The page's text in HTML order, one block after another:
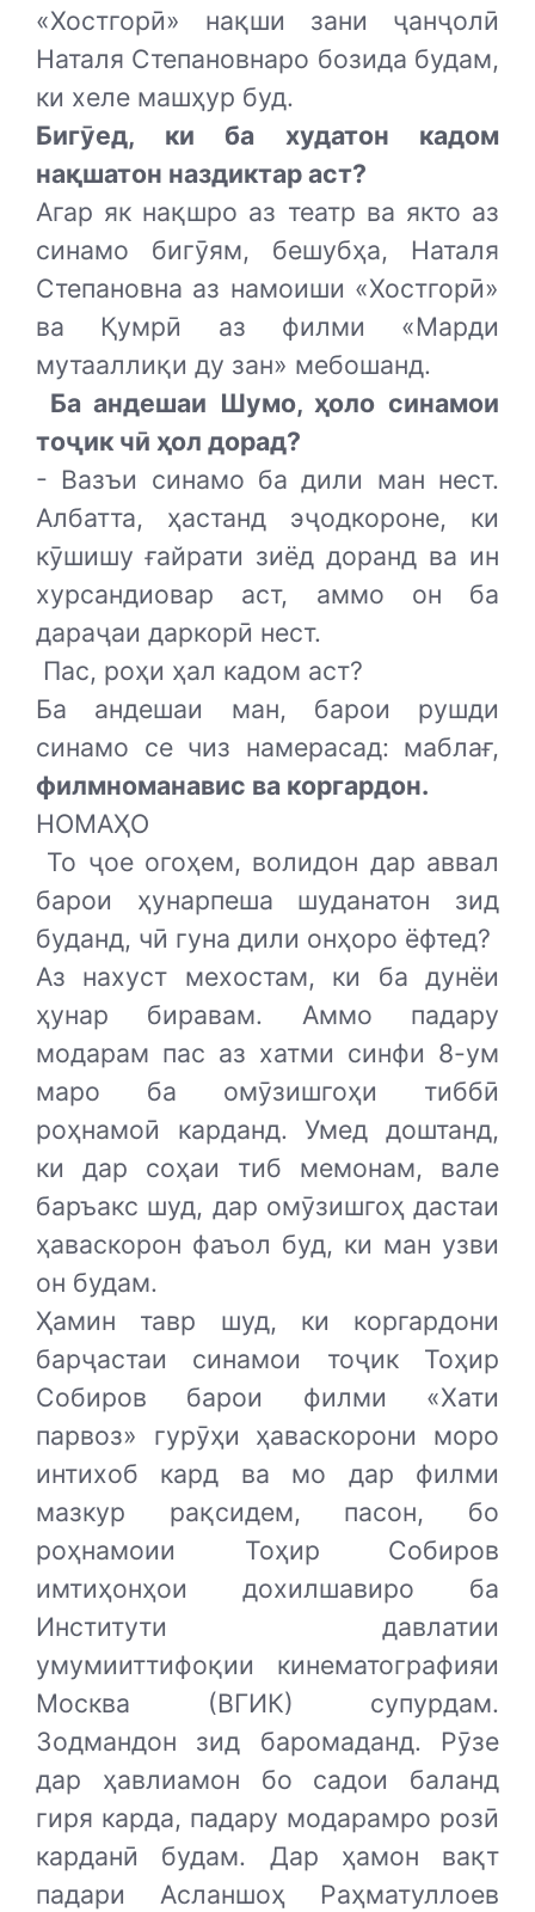
«Хостгорӣ» нақши зани ҷанҷолӣ
Наталя Степановнаро бозида будам,
ки хеле машҳур буд.
Бигӯед, ки ба худатон кадом
нақшатон наздиктар аст?
Агар як нақшро аз театр ва якто аз
синамо бигӯям, бешубҳа, Наталя
Степановна аз намоиши «Хостгорӣ»
ва Қумрӣ аз филми «Марди
мутааллиқи ду зан» мебошанд.
Ба андешаи Шумо, ҳоло синамои
тоҷик чӣ ҳол дорад?
- Вазъи синамо ба дили ман нест.
Албатта, ҳастанд эҷодкороне, ки
кӯшишу ғайрати зиёд доранд ва ин
хурсандиовар аст, аммо он ба
дараҷаи даркорӣ нест.
Пас, роҳи ҳал кадом аст?
Ба андешаи ман, барои рушди
синамо се чиз намерасад: маблағ,
филмноманавис ва коргардон.
НОМАҲО
То ҷое огоҳем, волидон дар аввал
барои ҳунарпеша шуданатон зид
буданд, чӣ гуна дили онҳоро ёфтед?
Аз нахуст мехостам, ки ба дунёи
ҳунар биравам. Аммо падару
модарам пас аз хатми синфи 8-ум
маро ба омӯзишгоҳи тиббӣ
роҳнамоӣ карданд. Умед доштанд,
ки дар соҳаи тиб мемонам, вале
баръакс шуд, дар омӯзишгоҳ дастаи
ҳаваскорон фаъол буд, ки ман узви
он будам.
Ҳамин тавр шуд, ки коргардони
барҷастаи синамои тоҷик Тоҳир
Собиров барои филми «Хати
парвоз» гурӯҳи ҳаваскорони моро
интихоб кард ва мо дар филми
мазкур рақсидем, пасон, бо
роҳнамоии Тоҳир Собиров
имтиҳонҳои дохилшавиро ба
Институти давлатии
умумииттифоқии кинематографияи
Москва (ВГИК) супурдам.
Зодмандон зид баромаданд. Рӯзе
дар ҳавлиамон бо садои баланд
гиря карда, падару модарамро розӣ
карданӣ будам. Дар ҳамон вақт
падари Асланшоҳ Раҳматуллоев